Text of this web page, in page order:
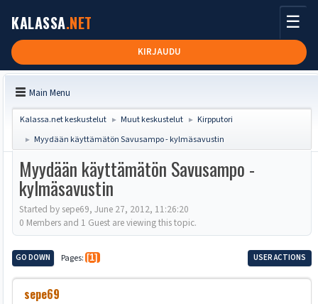
KALASSA.NET
KIRJAUDU
☰
Main Menu
Kalassa.net keskustelut ► Muut keskustelut ► Kirpputori
► Myydään käyttämätön Savusampo - kylmäsavustin
Myydään käyttämätön Savusampo -
kylmäsavustin
Started by sepe69, June 27, 2012, 11:26:20
0 Members and 1 Guest are viewing this topic.
GO DOWN Pages 1 USER ACTIONS
sepe69